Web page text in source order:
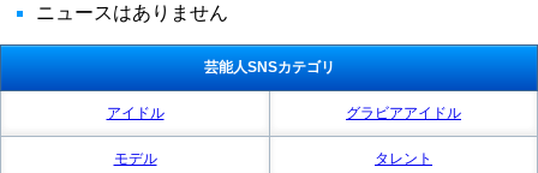
ニュースはありません
芸能人SNSカテゴリ
アイドル グラビアアイドル
モデル タレント